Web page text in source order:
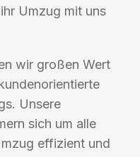
Umzug mit uns
wir großen Wert
Unsere
sich um alle
effizient und